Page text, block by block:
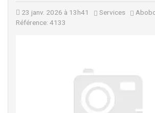
23 janv. 2026 à 13h41 Services
Référence: 4133